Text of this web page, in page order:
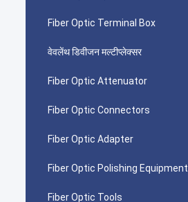
Fiber Optic Terminal Box
वेवलेंथ डिवीजन मल्टीप्लेक्सर
Fiber Optic Attenuator
Fiber Optic Connectors
Fiber Optic Adapter
Fiber Optic Polishing Equipment
Fiber Optic Tools